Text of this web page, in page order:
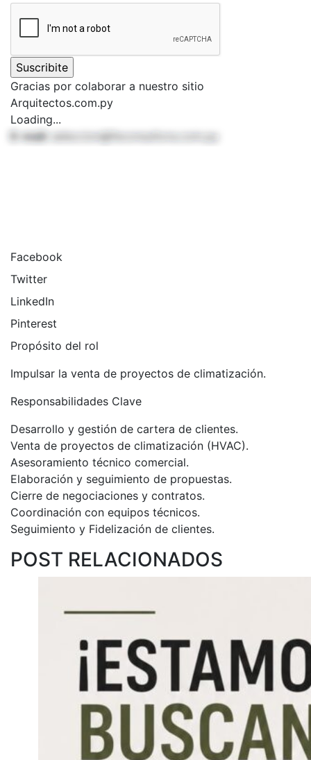
Gracias por colaborar a nuestro sitio
Arquitectos.com.py
Loading...
E-mail:
seleccion@feconsultora.com.py
Facebook
Twitter
LinkedIn
Pinterest
Propósito del rol
Impulsar la venta de proyectos de climatización.
Responsabilidades Clave
Desarrollo y gestión de cartera de clientes.
Venta de proyectos de climatización (HVAC).
Asesoramiento técnico comercial.
Elaboración y seguimiento de propuestas.
Cierre de negociaciones y contratos.
Coordinación con equipos técnicos.
Seguimiento y Fidelización de clientes.
POST RELACIONADOS